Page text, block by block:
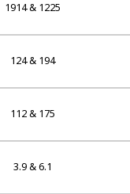
1914 & 1225
124 & 194
112 & 175
3.9 & 6.1